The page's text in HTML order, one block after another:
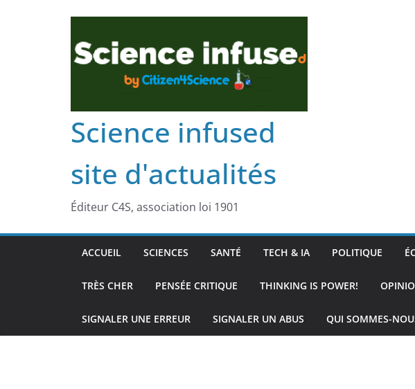
Science infused
site d'actualités
Éditeur C4S, association loi 1901
ACCUEIL SCIENCES SANTÉ TECH & IA POLITIQUE
TRÈS CHER PENSÉE CRITIQUE THINKING IS POWER!
SIGNALER UNE ERREUR SIGNALER UN ABUS QUI SOMMES-